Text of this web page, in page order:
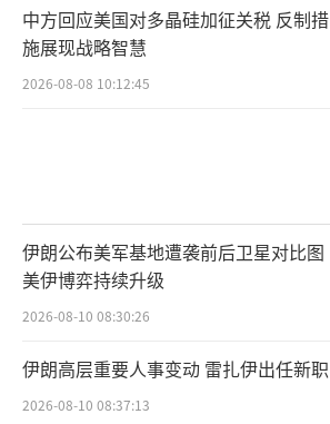
中方回应美国对多晶硅加征关税 反制措
施展现战略智慧
2026-08-08 10:12:45
伊朗公布美军基地遭袭前后卫星对比图
美伊博弈持续升级
2026-08-10 08:30:26
伊朗高层重要人事变动 雷扎伊出任新职
2026-08-10 08:37:13